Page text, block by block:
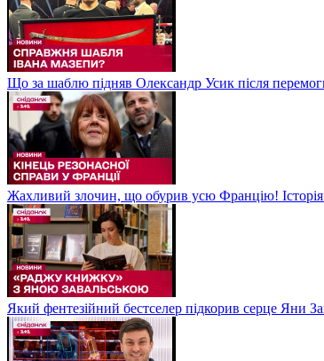
Що за шаблю підняв Олександр Усик після
Жахливий злочин, що обурив усю Францію!
Який фентезійний бестселер підкорив серце Яни